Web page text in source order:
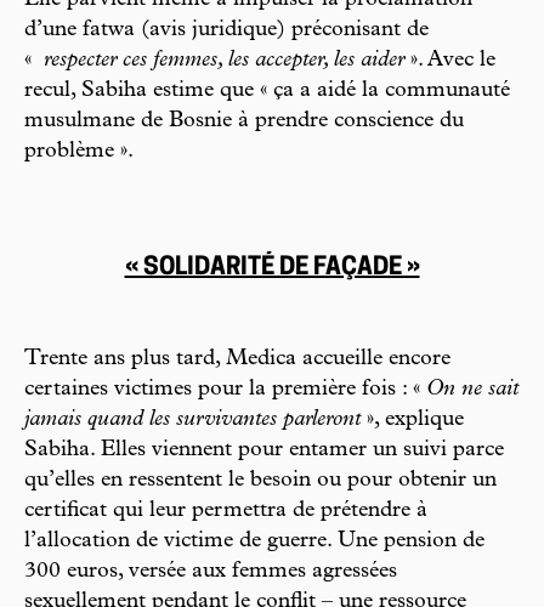
d’une fatwa (avis juridique) préconisant de
« respecter ces femmes, les accepter, les aider». Avec le
recul, Sabiha estime que « ça a aidé la communauté
musulmane de Bosnie à prendre conscience du
problème ».
« SOLIDARITÉ DE FAÇADE »
Trente ans plus tard, Medica accueille encore
certaines victimes pour la première fois : « On ne sait
jamais quand les survivantes parleront», explique
Sabiha. Elles viennent pour entamer un suivi parce
qu’elles en ressentent le besoin ou pour obtenir un
certificat qui leur permettra de prétendre à
l’allocation de victime de guerre. Une pension de
300 euros, versée aux femmes agressées
sexuellement pendant le conflit – une ressource